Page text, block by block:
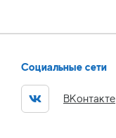
Социальные сети
ВКонтакте